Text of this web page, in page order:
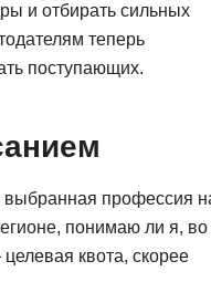
и отбирать сильных
теперь
поступающих.
выбранная профессия
понимаю ли я, во
квота, скорее